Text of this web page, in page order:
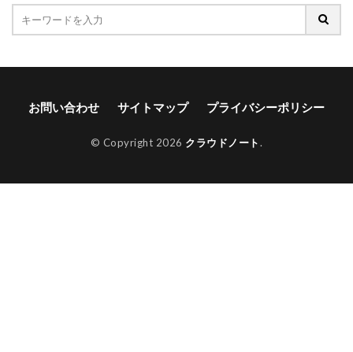
お問い合わせ サイトマップ プライバシーポリシー
© Copyright 2026 クラウドノート.